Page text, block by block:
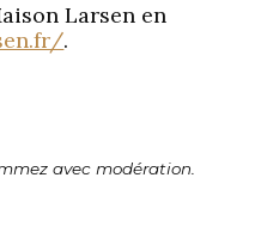
Larsen en
.
avec modération.